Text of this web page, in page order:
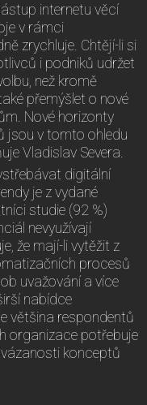
internetu věcí
v rámci
zrychluje. Chtějí-li si
i podniků udržet
než kromě
přemýšlet o nové
Nové horizonty
jsou v tomto ohledu
Vladislav Severa.
digitální
je z vydané
studie (92 %)
nevyužívají
že mají-li vytěžit z
procesů
uvažování a více
nabídce
většina respondentů
organizace potřebuje
konceptů